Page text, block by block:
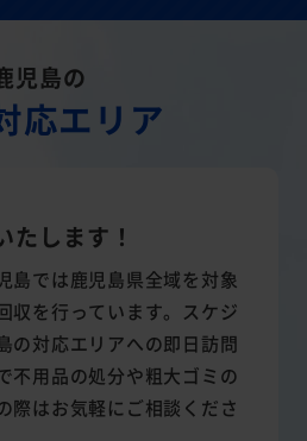
児島の
応エリア
たします！
島では鹿児島県全域を対象
収を行っています。スケジ
の対応エリアへの即日訪問
不用品の処分や粗大ゴミの
際はお気軽にご相談くださ